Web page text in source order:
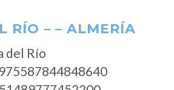
RÍO – – ALMERÍA
del Río